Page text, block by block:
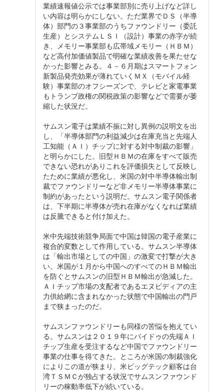
業績速報値公示では事業部別に売り上げなど詳し
い内容は明らかにしない。ただ業界でＤＳ（半導
体）部門の３事業部のうちファウンドリー（委託
生産）とシステムＬＳＩ（設計）事業の赤字が続
き、メモリー事業部も広帯域メモリー（ＨＢＭ）
など高付加価値製品で明確な業績改善を果たせな
かった影響とみる。４－６月期はスマートフォン
新製品発売効果が薄れていくＭＸ（モバイル経
験）事業部のオフシーズンで、テレビと家電事業
もトランプ政権の関税政策の影響などで需要が萎
縮した状況だ。
サムスン電子は業績不振に対し異例の説明文を出
し、「半導体部門の利益減少は在庫充当と先端人
工知能（ＡＩ）チップに対する対中制裁の影響」
と明らかにした。旧型ＨＢＭの在庫をすべて販売
できない恐れがありこれを評価損失として反映し
たために業績が悪化し、米国の対中半導体輸出制
裁でファウンドリーなど非メモリー半導体事業に
制約があったという説明だ。サムスン電子関係者
は、下半期に半導体が売れ在庫がなくなれば業績
は反騰できると付け加えた。
米中先端技術競争局面で中国は韓国の電子産業に
複合的変数として作用している。サムスン半導体
は「輸出市場としての中国」の激変で打撃が大き
い。米国が１月から中国へのすべてのＨＢＭ輸出
を防ぐとサムスンの旧型ＨＢＭ輸出が急減した。
ＡＩチップ市場の支配者であるエヌビディアの主
力供給網に含まれなかった状態で中国輸出の門戸
まで狭まったのだ。
サムスンファウンドリーも同様の苦悩を抱えてい
る。サムスンは２０１９年にバイドゥの先端ＡＩ
チップ生産を受注するなど中国でファウンドリー
事業の仕事を得てきた。ところが米国の制裁強化
によりこの道が狭まり、米ビッグテック顧客は台
湾ＴＳＭＣが独占する状況でサムスンファウンド
リーの稼動率低下が続いている。